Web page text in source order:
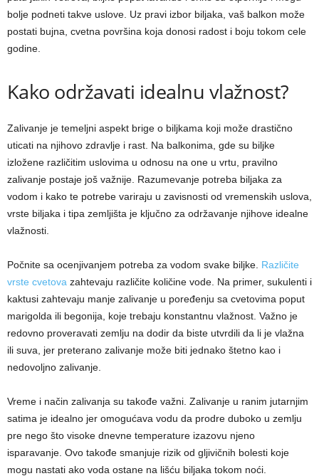
bolje podneti takve uslove. Uz pravi izbor biljaka, vaš balkon može
postati bujna, cvetna površina koja donosi radost i boju tokom cele
godine.
Kako održavati idealnu vlažnost?
Zalivanje je temeljni aspekt brige o biljkama koji može drastično
uticati na njihovo zdravlje i rast. Na balkonima, gde su biljke
izložene različitim uslovima u odnosu na one u vrtu, pravilno
zalivanje postaje još važnije. Razumevanje potreba biljaka za
vodom i kako te potrebe variraju u zavisnosti od vremenskih uslova,
vrste biljaka i tipa zemljišta je ključno za održavanje njihove idealne
vlažnosti.
Počnite sa ocenjivanjem potreba za vodom svake biljke. Različite
vrste cvetova zahtevaju različite količine vode. Na primer, sukulenti i
kaktusi zahtevaju manje zalivanje u poređenju sa cvetovima poput
marigolda ili begonija, koje trebaju konstantnu vlažnost. Važno je
redovno proveravati zemlju na dodir da biste utvrdili da li je vlažna
ili suva, jer preterano zalivanje može biti jednako štetno kao i
nedovoljno zalivanje.
Vreme i način zalivanja su takođe važni. Zalivanje u ranim jutarnjim
satima je idealno jer omogućava vodu da prodre duboko u zemlju
pre nego što visoke dnevne temperature izazovu njeno
isparavanje. Ovo takođe smanjuje rizik od gljivičnih bolesti koje
mogu nastati ako voda ostane na lišću biljaka tokom noći.